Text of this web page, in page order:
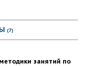
(7)
занятий по